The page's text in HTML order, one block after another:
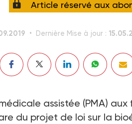
Article réservé aux
Dernière Mise à jour :
assistée (PMA)
du projet de loi sur la